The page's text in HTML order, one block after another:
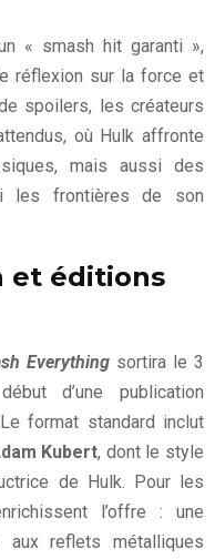
« smash hit garanti »,
réflexion sur la force et
spoilers, les créateurs
où Hulk affronte
mais aussi des
les frontières de son
et éditions
Everything sortira le 3
d’une publication
format standard inclut
Kubert, dont le style
de Hulk. Pour les
l’offre : une
aux reflets métalliques